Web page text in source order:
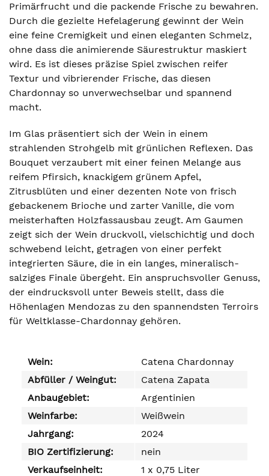
Primärfrucht und die packende Frische zu bewahren.
Durch die gezielte Hefelagerung gewinnt der Wein
eine feine Cremigkeit und einen eleganten Schmelz,
ohne dass die animierende Säurestruktur maskiert
wird. Es ist dieses präzise Spiel zwischen reifer
Textur und vibrierender Frische, das diesen
Chardonnay so unverwechselbar und spannend
macht.
Im Glas präsentiert sich der Wein in einem
strahlenden Strohgelb mit grünlichen Reflexen. Das
Bouquet verzaubert mit einer feinen Melange aus
reifem Pfirsich, knackigem grünem Apfel,
Zitrusblüten und einer dezenten Note von frisch
gebackenem Brioche und zarter Vanille, die vom
meisterhaften Holzfassausbau zeugt. Am Gaumen
zeigt sich der Wein druckvoll, vielschichtig und doch
schwebend leicht, getragen von einer perfekt
integrierten Säure, die in ein langes, mineralisch-
salziges Finale übergeht. Ein anspruchsvoller Genuss,
der eindrucksvoll unter Beweis stellt, dass die
Höhenlagen Mendozas zu den spannendsten Terroirs
für Weltklasse-Chardonnay gehören.
Wein:
Catena Chardonnay
Abfüller / Weingut:
Catena Zapata
Anbaugebiet:
Argentinien
Weinfarbe:
Weißwein
Jahrgang:
2024
BIO Zertifizierung:
nein
Verkaufseinheit:
1 x 0,75 Liter